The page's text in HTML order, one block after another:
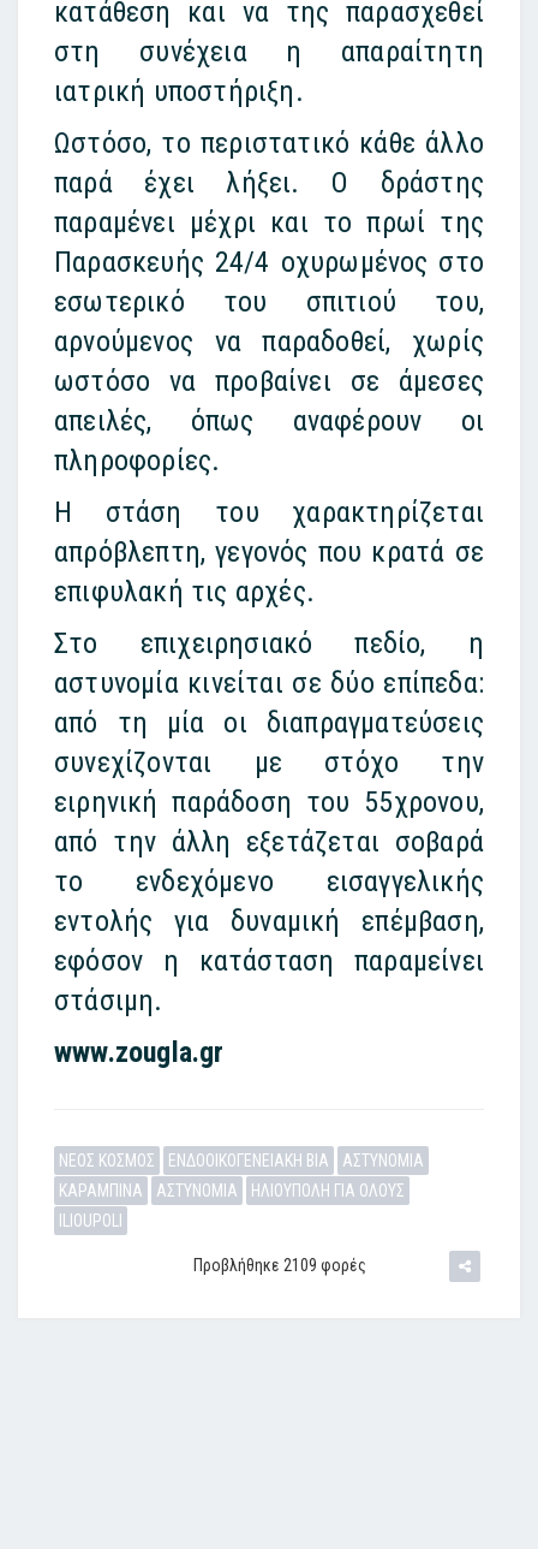
κατάθεση και να της παρασχεθεί
στη συνέχεια η απαραίτητη
ιατρική υποστήριξη.
Ωστόσο, το περιστατικό κάθε άλλο
παρά έχει λήξει. Ο δράστης
παραμένει μέχρι και το πρωί της
Παρασκευής 24/4 οχυρωμένος στο
εσωτερικό του σπιτιού του,
αρνούμενος να παραδοθεί, χωρίς
ωστόσο να προβαίνει σε άμεσες
απειλές, όπως αναφέρουν οι
πληροφορίες.
Η στάση του χαρακτηρίζεται
απρόβλεπτη, γεγονός που κρατά σε
επιφυλακή τις αρχές.
Στο επιχειρησιακό πεδίο, η
αστυνομία κινείται σε δύο επίπεδα:
από τη μία οι διαπραγματεύσεις
συνεχίζονται με στόχο την
ειρηνική παράδοση του 55χρονου,
από την άλλη εξετάζεται σοβαρά
το ενδεχόμενο εισαγγελικής
εντολής για δυναμική επέμβαση,
εφόσον η κατάσταση παραμείνει
στάσιμη.
www.zougla.gr
ΝΕΟΣ ΚΟΣΜΟΣ ΕΝΔΟΟΙΚΟΓΕΝΕΙΑΚΗ ΒΙΑ
ΑΣΤΥΝΟΜΙΑ
ΚΑΡΑΜΠΙΝΑ
ΑΣΤΥΝΟΜΙΑ
ΗΛΙΟΥΠΟΛΗ ΓΙΑ ΟΛΟΥΣ
ILIOUPOLI
Προβλήθηκε 2109 φορές